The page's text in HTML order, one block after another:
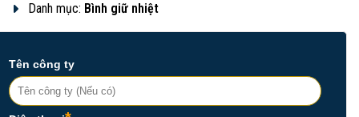
Danh mục: Bình giữ nhiệt